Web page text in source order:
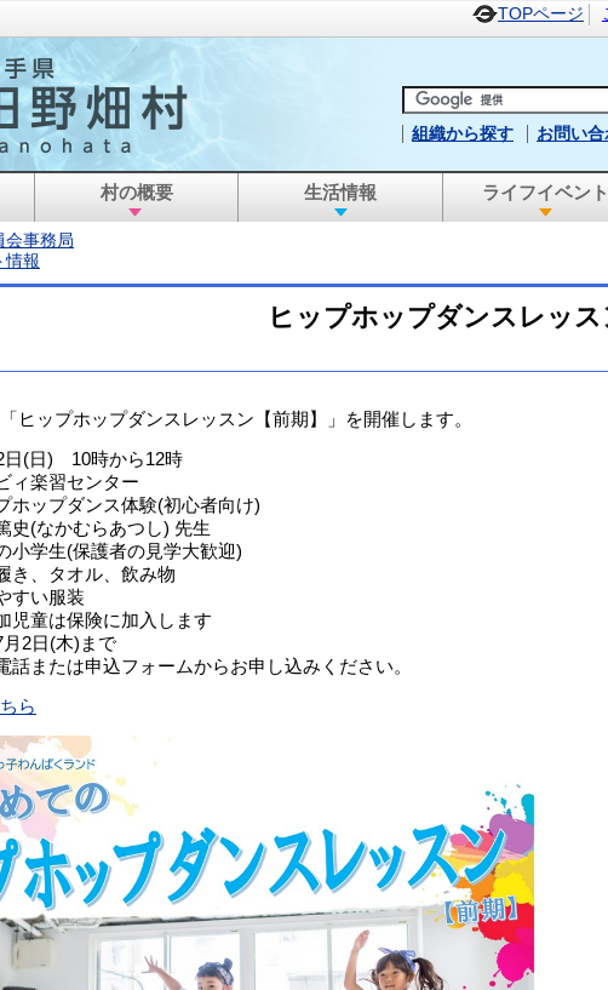
TOPページ
組織から探す お問い
村の概要 生活情報 ライフイベント
会事務局
情報
ヒップホップダンスレッ
ヒップホップダンスレッスン【前期】」を開催します。
日(日) 10時から12時
ィ楽習センター
ホップダンス体験(初心者向け)
史(なかむらあつし) 先生
小学生(保護者の見学大歓迎)
き、タオル、飲み物
すい服装
児童は保険に加入します
2日(木)まで
または申込フォームからお申し込みください。
ら